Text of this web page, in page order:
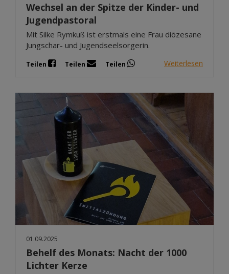
Wechsel an der Spitze der Kinder- und
Jugendpastoral
Mit Silke Rymkuß ist erstmals eine Frau diözesane
Jungschar- und Jugendseelsorgerin.
Teilen Teilen Teilen Weiterlesen
01.09.2025
Behelf des Monats: Nacht der 1000
Lichter Kerze